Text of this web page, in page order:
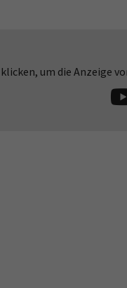
um die Anzeige